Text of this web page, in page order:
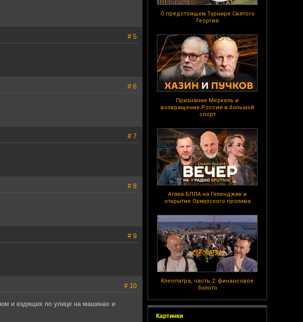
О предстоящем Турнире Святого
Георгия
Признание Меркель и
возвращение России в большой
спорт
Атака БПЛА на Геленджик и
открытие Ормузского пролива
Клеопатра, часть 2: финансовое
болото
Картинки
# 5
# 6
# 7
# 8
# 9
# 10
и ездящих по улице на машинах и